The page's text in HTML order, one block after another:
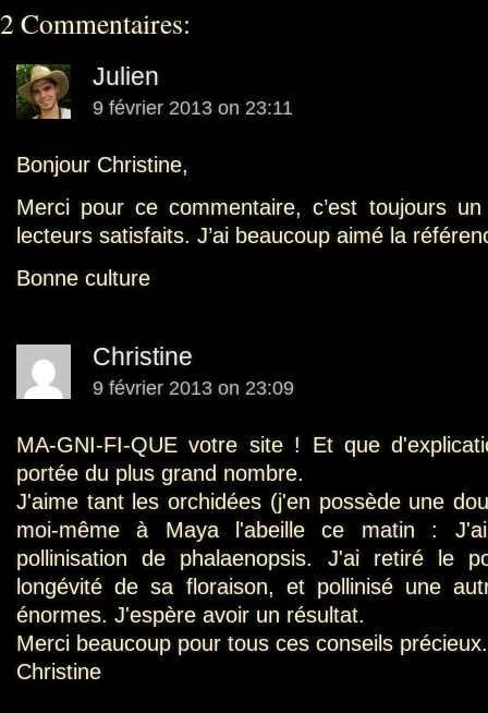
2 Commentaires:
Julien
9 février 2013 on 23:11
Bonjour Christine,
Merci pour ce commentaire, c’est toujours
lecteurs satisfaits. J’ai beaucoup aimé la
Bonne culture
Christine
9 février 2013 on 23:09
MA-GNI-FI-QUE votre site ! Et que
portée du plus grand nombre.
J'aime tant les orchidées (j'en possède une
moi-même à Maya l'abeille ce matin :
pollinisation de phalaenopsis. J'ai retiré le
longévité de sa floraison, et pollinisé une
énormes. J'espère avoir un résultat.
Merci beaucoup pour tous ces conseils précieux.
Christine